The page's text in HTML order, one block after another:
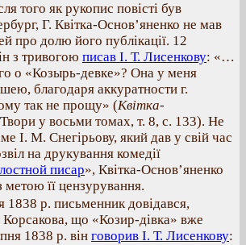
того як рукопис повісті був
Г. Квітка-Основ’яненко не мав
про долю його публікації. 12
з тривогою писав І. Т. Лисенкову: «…
о «Козырь-девке»? Она у меня
благодаря аккуратности г.
так не прощу» (Квітка-
Твори у восьми томах, т. 8, с. 133). Не
I. M. Снегірьову, який дав у свій час
на друкування комедії
писар», Квітка-Основ’яненко
метою її цензурування.
1838 р. письменник довідався,
що «Козир-дівка» вже
1838 р. він говорив І. Т. Лисенкову: